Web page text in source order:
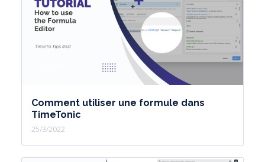
Comment utiliser une formule dans
TimeTonic
25/3/2022